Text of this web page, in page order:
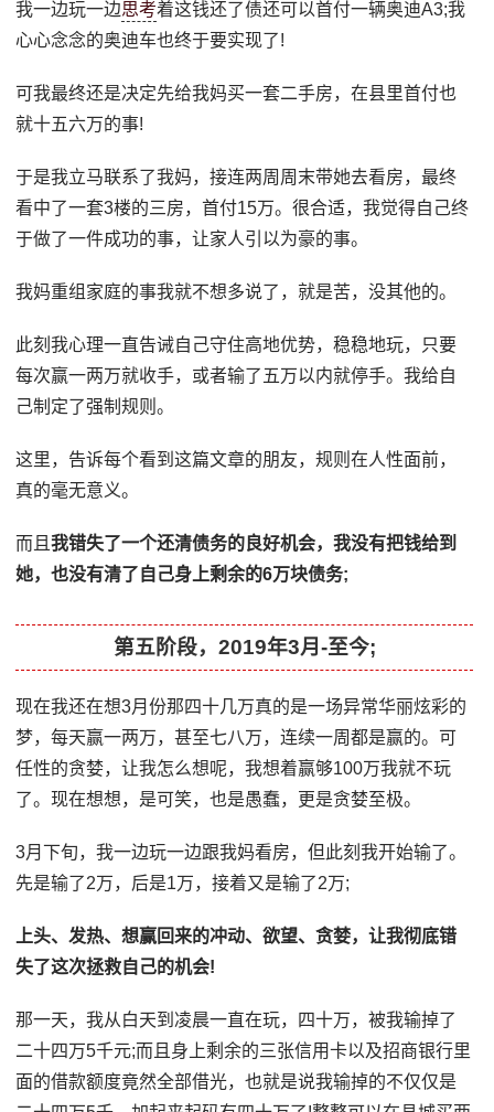
我一边玩一边思考着这钱还了债还可以首付一辆奥迪A3;我
心心念念的奥迪车也终于要实现了!
可我最终还是决定先给我妈买一套二手房，在县里首付也
就十五六万的事!
于是我立马联系了我妈，接连两周周末带她去看房，最终
看中了一套3楼的三房，首付15万。很合适，我觉得自己终
于做了一件成功的事，让家人引以为豪的事。
我妈重组家庭的事我就不想多说了，就是苦，没其他的。
此刻我心理一直告诫自己守住高地优势，稳稳地玩，只要
每次赢一两万就收手，或者输了五万以内就停手。我给自
己制定了强制规则。
这里，告诉每个看到这篇文章的朋友，规则在人性面前，
真的毫无意义。
而且我错失了一个还清债务的良好机会，我没有把钱给到
她，也没有清了自己身上剩余的6万块债务;
第五阶段，2019年3月-至今;
现在我还在想3月份那四十几万真的是一场异常华丽炫彩的
梦，每天赢一两万，甚至七八万，连续一周都是赢的。可
任性的贪婪，让我怎么想呢，我想着赢够100万我就不玩
了。现在想想，是可笑，也是愚蠢，更是贪婪至极。
3月下旬，我一边玩一边跟我妈看房，但此刻我开始输了。
先是输了2万，后是1万，接着又是输了2万;
上头、发热、想赢回来的冲动、欲望、贪婪，让我彻底错
失了这次拯救自己的机会!
那一天，我从白天到凌晨一直在玩，四十万，被我输掉了
二十四万5千元;而且身上剩余的三张信用卡以及招商银行里
面的借款额度竟然全部借光，也就是说我输掉的不仅仅是